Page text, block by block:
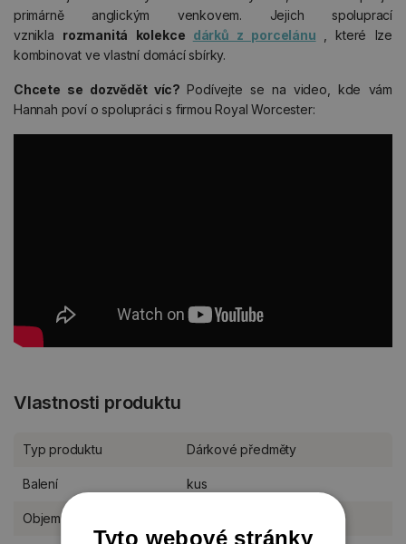
primárně anglickým venkovem. Jejich spoluprací
vznikla rozmanitá kolekce dárků z porcelánu
, které lze
kombinovat ve vlastní domácí sbírky.
Chcete se dozvědět víc?Podívejte se na video, kde vám
Hannah poví o spolupráci s firmou Royal Worcester:
Vlastnosti produktu
Typ produktu Dárkové předměty
Balení kus
Objem
Tyto webové stránky